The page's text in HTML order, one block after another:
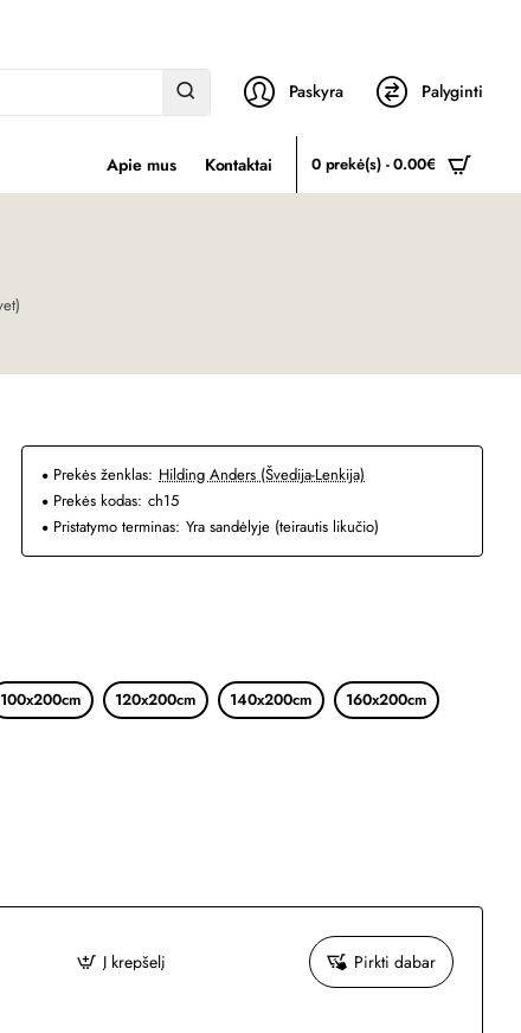
Paskyra Palyginti
Apie mus Kontaktai 0 prekė(s) - 0.00€
Prekės ženklas: Hilding Anders (Švedija-Lenkija)
Prekės kodas: ch15
Pristatymo terminas: Yra sandėlyje (teirautis likučio)
100x200cm 120x200cm 140x200cm 160x200cm
Į krepšelį Pirkti dabar